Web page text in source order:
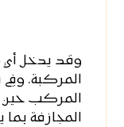
وقد يدخل أي
المركبة. وفي
المركب حين
المجازفة